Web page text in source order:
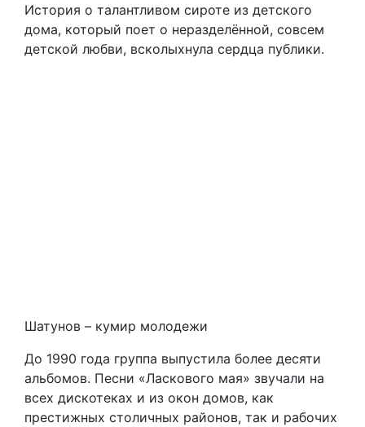
История о талантливом сироте из детского
дома, который поет о неразделённой, совсем
детской любви, всколыхнула сердца публики.
Шатунов – кумир молодежи
До 1990 года группа выпустила более десяти
альбомов. Песни «Ласкового мая» звучали на
всех дискотеках и из окон домов, как
престижных столичных районов, так и рабочих